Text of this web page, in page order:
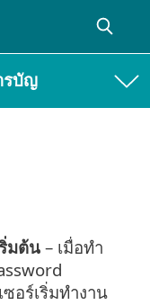
รบัญ
มต้น – เมื่อทำ
อร์เริ่มทำงาน